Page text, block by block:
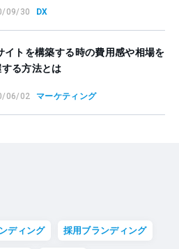
09/30 DX
イトを構築する時の費用感や相場を
る方法とは
06/02 マーケティング
ディング 採用ブランディング